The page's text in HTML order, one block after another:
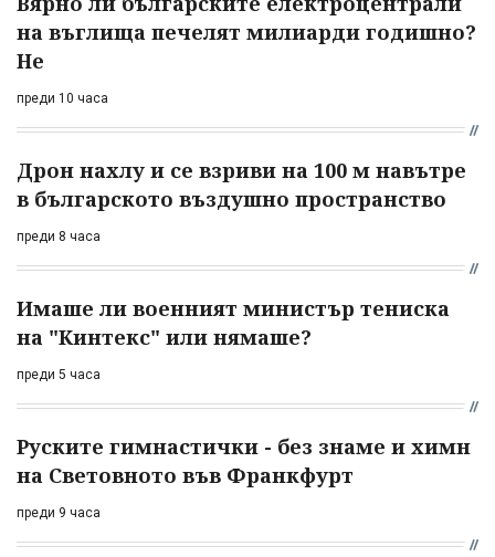
на въглища печелят милиарди годишно?
Не
преди 10 часа
Дрон нахлу и се взриви на 100 м навътре
в българското въздушно пространство
преди 8 часа
Имаше ли военният министър тениска
на "Кинтекс" или нямаше?
преди 5 часа
Руските гимнастички - без знаме и химн
на Световното във Франкфурт
преди 9 часа